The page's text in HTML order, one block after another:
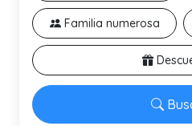
Familia numerosa